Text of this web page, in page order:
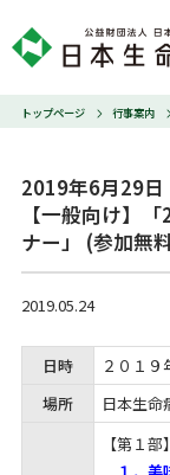
トップページ 行事案内
2019年6月29日
【一般向け】
ナー」 (参加無
2019.05.24
日時
２０１
場所
日本生
【第１